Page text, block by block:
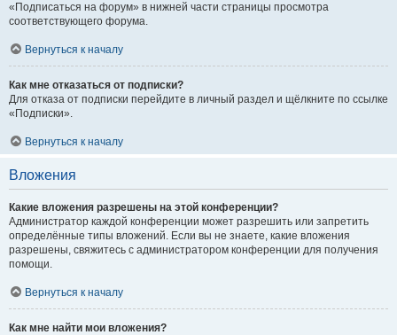
«Подписаться на форум» в нижней части страницы просмотра
соответствующего форума.
Вернуться к началу
Как мне отказаться от подписки?
Для отказа от подписки перейдите в личный раздел и щёлкните по ссылке
«Подписки».
Вернуться к началу
Вложения
Какие вложения разрешены на этой конференции?
Администратор каждой конференции может разрешить или запретить
определённые типы вложений. Если вы не знаете, какие вложения
разрешены, свяжитесь с администратором конференции для получения
помощи.
Вернуться к началу
Как мне найти мои вложения?